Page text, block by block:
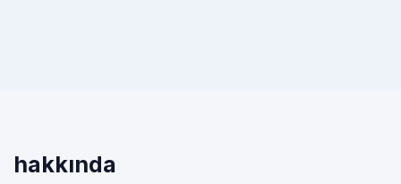
hakkında